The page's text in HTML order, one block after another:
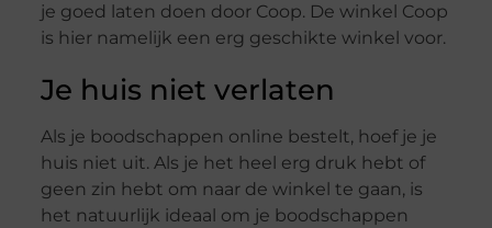
je goed laten doen door Coop. De winkel Coop
is hier namelijk een erg geschikte winkel voor.
Je huis niet verlaten
Als je boodschappen online bestelt, hoef je je
huis niet uit. Als je het heel erg druk hebt of
geen zin hebt om naar de winkel te gaan, is
het natuurlijk ideaal om je boodschappen